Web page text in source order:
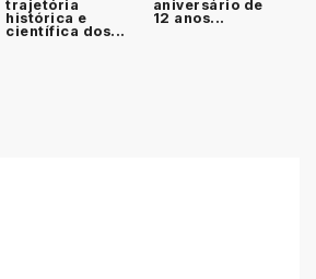
trajetória
histórica e
científica dos...
aniversário de
12 anos...